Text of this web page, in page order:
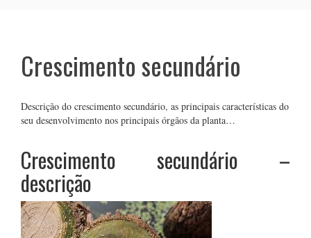
Crescimento secundário
Descrição do crescimento secundário, as principais características do
seu desenvolvimento nos principais órgãos da planta…
Crescimento secundário –
descrição